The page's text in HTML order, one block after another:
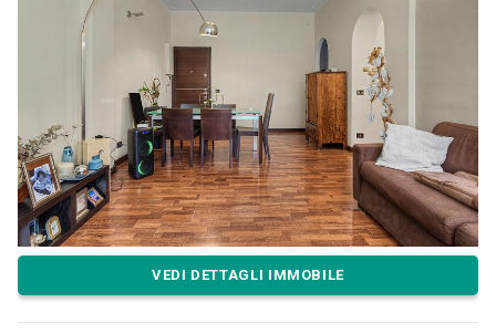
VEDI DETTAGLI IMMOBILE